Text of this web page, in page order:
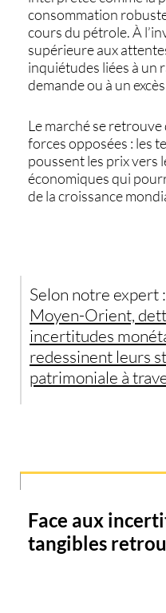
consommation
cours du pétrole. À
supérieure aux
inquiétudes liées à un
demande ou à un
Le marché se retrouve
forces opposées : les
poussent les prix vers
économiques qui
de la croissance
Selon notre expert :
Moyen-Orient,
incertitudes
redessinent leurs
patrimoniale à
Face aux
tangibles